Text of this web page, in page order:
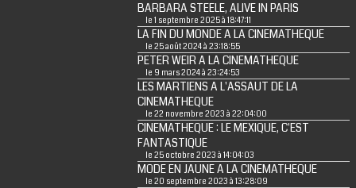
BARBARA STEELE, ALIVE IN PARIS
le 1 septembre 2025 à 18:47:11
LA FIN DU MONDE A LA CINEMATHEQUE
le 25 août 2024 à 23:18:55
PETER WEIR A LA CINEMATHEQUE
le 9 mars 2024 à 23:24:53
LES MARTIENS A L'ASSAUT DE LA
CINEMATHEQUE
le 22 novembre 2023 à 22:04:00
CINEMATHEQUE : LE MEXIQUE, C'EST
FANTASTIQUE
le 25 octobre 2023 à 14:04:03
MODE EN JAUNE A LA CINEMATHEQUE
le 20 septembre 2023 à 13:28:09